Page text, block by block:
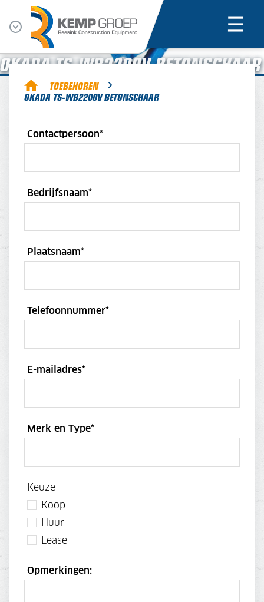
OKADA TS-WB2200V BETONSCHAAR
TOEBEHOREN
OKADA TS-WB2200V BETONSCHAAR
Contactpersoon*
Bedrijfsnaam*
Plaatsnaam*
Telefoonnummer*
E-mailadres*
Merk en Type*
Keuze
Koop
Huur
Lease
Opmerkingen: